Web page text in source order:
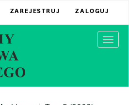
ZAREJESTRUJ ZALOGUJ